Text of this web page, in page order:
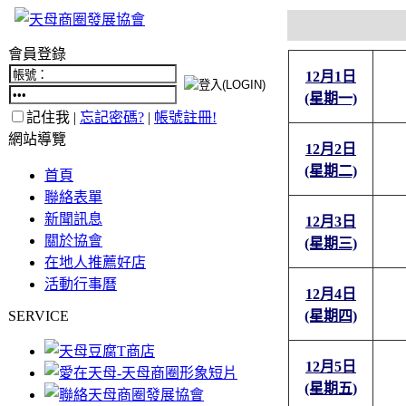
會員登錄
記住我 | 忘記密碼? | 帳號註冊!
網站導覽
首頁
聯絡表單
新聞訊息
關於協會
在地人推薦好店
活動行事曆
SERVICE
12月1日
(星期一)
12月2日
(星期二)
12月3日
(星期三)
12月4日
(星期四)
12月5日
(星期五)